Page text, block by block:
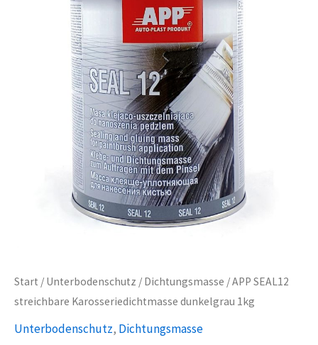
Start / Unterbodenschutz / Dichtungsmasse / APP SEAL12
streichbare Karosseriedichtmasse dunkelgrau 1kg
Unterbodenschutz, Dichtungsmasse